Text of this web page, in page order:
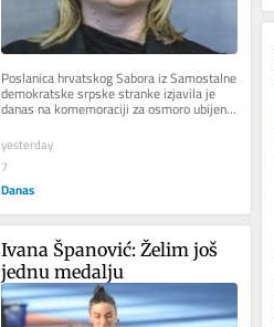
Poslanica hrvatskog Sabora iz Samostalne
demokratske srpske stranke izjavila je
danas na komemoraciji za osmoro ubijenih
srpskih civila kod Knina da...
yesterday
7
Danas
Ivana Španović: Želim još
jednu medalju